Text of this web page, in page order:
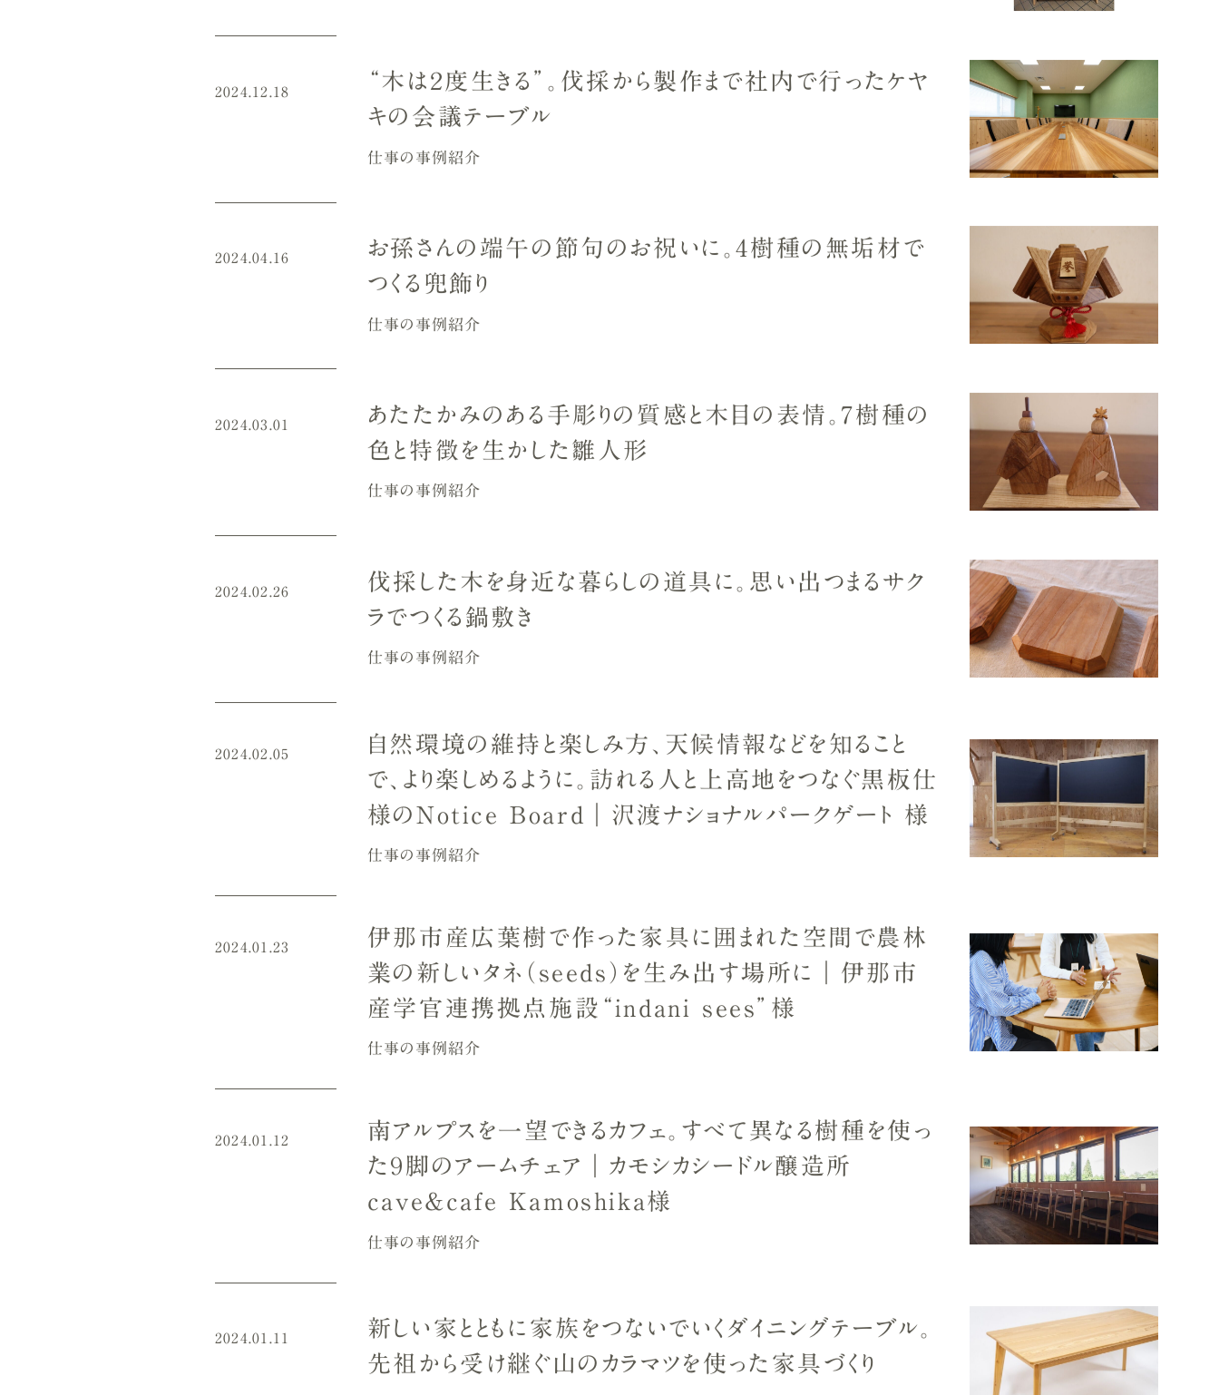
2024.12.18
“木は２度生きる”。伐採から製作まで社内で行ったケヤ
キの会議テーブル
仕事の事例紹介
2024.04.16
お孫さんの端午の節句のお祝いに。4樹種の無垢材で
つくる兜飾り
仕事の事例紹介
2024.03.01
あたたかみのある手彫りの質感と木目の表情。7樹種の
色と特徴を生かした雛人形
仕事の事例紹介
2024.02.26
伐採した木を身近な暮らしの道具に。思い出つまるサク
ラでつくる鍋敷き
仕事の事例紹介
2024.02.05
自然環境の維持と楽しみ方、天候情報などを知ること
で、より楽しめるように。訪れる人と上高地をつなぐ黒板仕
様のNotice Board｜沢渡ナショナルパークゲート 様
仕事の事例紹介
2024.01.23
伊那市産広葉樹で作った家具に囲まれた空間で農林
業の新しいタネ（seeds）を生み出す場所に｜伊那市
産学官連携拠点施設“indani sees”様
仕事の事例紹介
2024.01.12
南アルプスを一望できるカフェ。すべて異なる樹種を使っ
た９脚のアームチェア｜カモシカシードル醸造所
cave&cafe Kamoshika様
仕事の事例紹介
2024.01.11
新しい家とともに家族をつないでいくダイニングテーブル。
先祖から受け継ぐ山のカラマツを使った家具づくり